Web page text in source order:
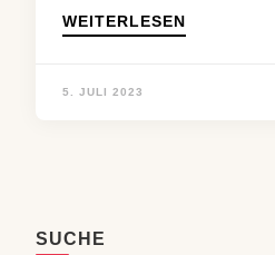
WEITERLESEN
5. JULI 2023
SUCHE